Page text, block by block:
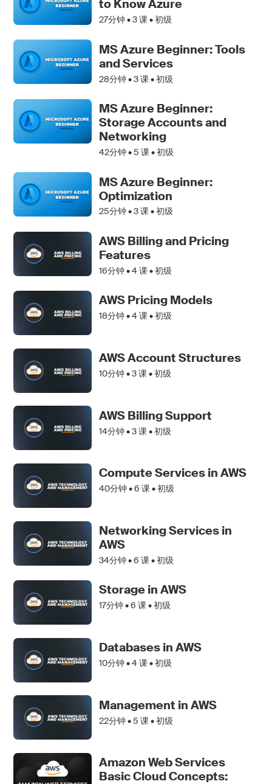
to Know Azure
27分钟 •3课 • 初级
MS Azure Beginner: Tools
and Services
28分钟 •3课 • 初级
MS Azure Beginner:
Storage Accounts and
Networking
42分钟 •5 课 • 初级
MS Azure Beginner:
Optimization
25分钟 •3课 • 初级
AWS Billing and Pricing
Features
16分钟 •4课 • 初级
AWS Pricing Models
18分钟 •4课 • 初级
AWS Account Structures
10分钟 •3课 • 初级
AWS Billing Support
14分钟 •3课 • 初级
Compute Services in AWS
40分钟 •6 课 • 初级
Networking Services in
AWS
34分钟 •6 课 • 初级
Storage in AWS
17分钟 •6 课 • 初级
Databases in AWS
10分钟 •4课 • 初级
Management in AWS
22分钟 •5 课 • 初级
Amazon Web Services
Basic Cloud Concepts: